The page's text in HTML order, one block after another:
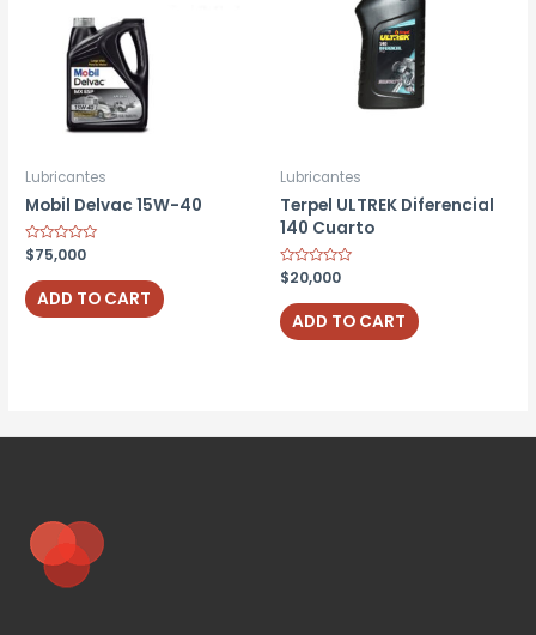
Lubricantes
Mobil Delvac 15W-40
Rated
0
out
of
5
$75,000
ADD TO CART
Lubricantes
Terpel ULTREK Diferencial
140 Cuarto
Rated
0
out
of
5
$20,000
ADD TO CART